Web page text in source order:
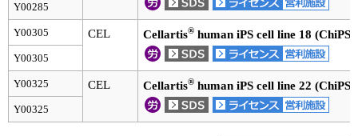
RNAi実験ガイド
アプリケーションノート
プロトコール集
ユーザーズボイス集
Y00285
Y00305 CEL Cellartis® human iPS cell line 18
Y00305
Y00325 CEL Cellartis® human iPS cell line 22
Y00325